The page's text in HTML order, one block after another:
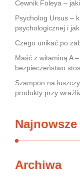
Cewnik Foleya –
Psycholog Ursus –
psychologicznej i
Czego unikać po
Maść z witaminą A
bezpieczeństwo
Szampon na
produkty przy
Archiwa